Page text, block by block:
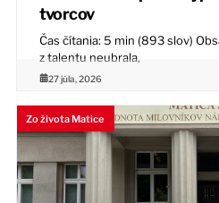
tvorcov
Čas čítania: 5 min (893 slov)
z talentu neubrala,
27 júla, 2026
Zo života Matice